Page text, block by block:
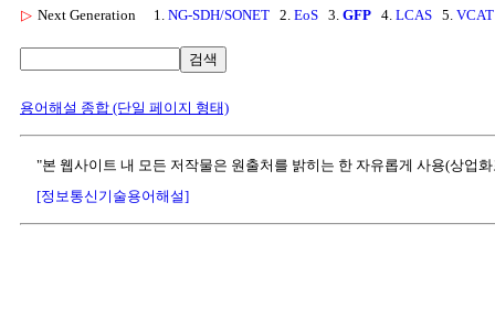
▷ Next Generation 1. NG-SDH/SONET 2. EoS 3. GFP 4. LCAS 5. VCAT
검색
용어해설 종합 (단일 페이지 형태)
"본 웹사이트 내 모든 저작물은 원출처를 밝히는 한 자유롭게 사용(상업
[정보통신기술용어해설]